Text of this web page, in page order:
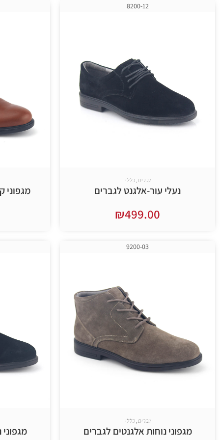
8200-12
גברים כללי
נעלי עור-אלגנט לגברים
₪499.00
מגפוני
9200-03
גברים כללי
מגפוני נוחות אלגנטים לגברים